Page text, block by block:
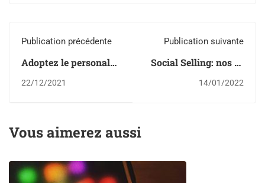
Publication précédente
Adoptez le personal
branding pour
22/12/2021
Publication suivante
Social Selling: nos 12
conseils pour faire de
14/01/2022
Vous aimerez aussi